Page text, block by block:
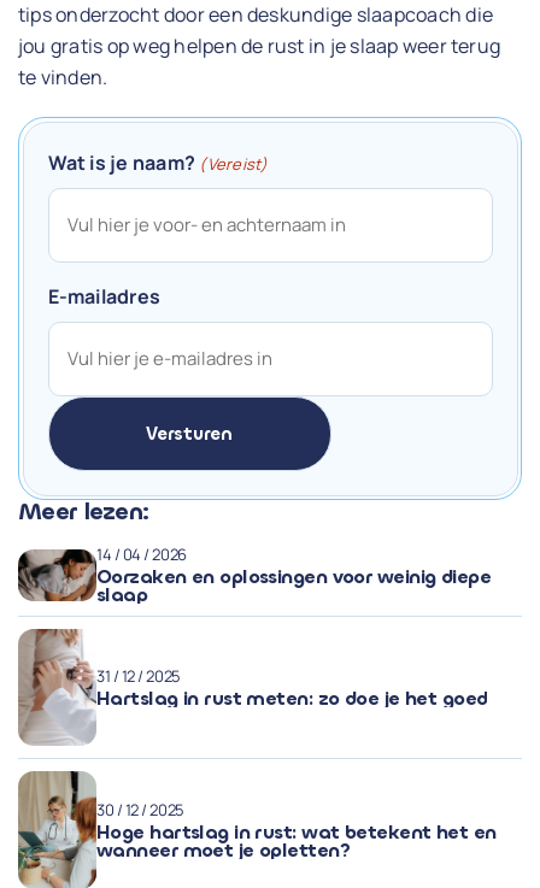
Meer lezen:
14 / 04 / 2026
Oorzaken en oplossingen voor weinig diepe
slaap
31 / 12 / 2025
Hartslag in rust meten: zo doe je het goed
30 / 12 / 2025
Hoge hartslag in rust: wat betekent het en
wanneer moet je opletten?
tips onderzocht door een deskundige slaapcoach die
jou gratis op weg helpen de rust in je slaap weer terug
te vinden.
Wat is je naam? (Vereist)
E-mailadres